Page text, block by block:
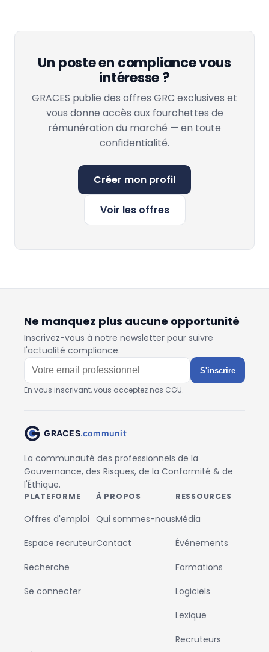
Un poste en compliance vous
intéresse ?
GRACES publie des offres GRC exclusives et
vous donne accès aux fourchettes de
rémunération du marché — en toute
confidentialité.
Créer mon profil
Voir les offres
Ne manquez plus aucune opportunité
Inscrivez-vous à notre newsletter pour suivre
l'actualité compliance.
S'inscrire
En vous inscrivant, vous acceptez nos CGU.
La communauté des professionnels de la
Gouvernance, des Risques, de la Conformité & de
l'Éthique.
PLATEFORME
Offres d'emploi
Espace recruteur
Recherche
Se connecter
À PROPOS
Qui sommes-nous
Contact
RESSOURCES
Média
Événements
Formations
Logiciels
Lexique
Recruteurs